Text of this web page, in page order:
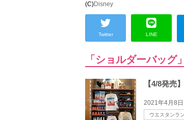
(C)Disney
Twitter LINE
「ショルダーバッ
【4/8発売
2021年4月8
ウエスタンラ